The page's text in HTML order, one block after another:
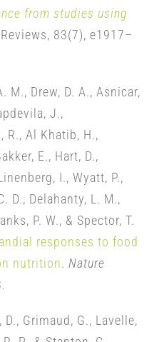
from studies using
83(7), e1917–
M., Drew, D. A., Asnicar,
J.,
R., Al Khatib, H.,
E., Hart, D.,
I., Wyatt, P.,
D., Delahanty, L. M.,
P. W., & Spector, T.
responses to food
nutrition.Nature
Grimaud, G., Lavelle,